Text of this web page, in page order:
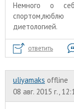
Немного о
диетологией.
ответить
uliyamaks offline
08 авг. 2015 г.,